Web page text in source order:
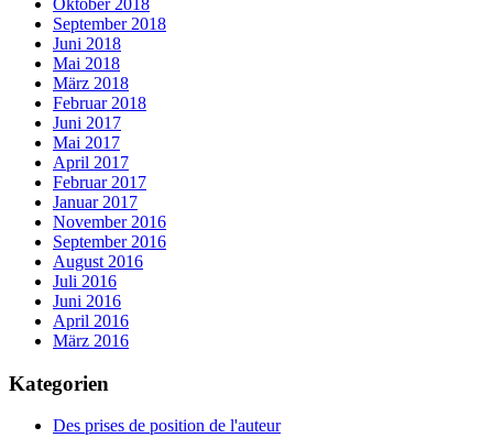
September 2018
Juni 2018
Mai 2018
März 2018
Februar 2018
Juni 2017
Mai 2017
April 2017
Februar 2017
Januar 2017
November 2016
September 2016
August 2016
Juli 2016
Juni 2016
April 2016
März 2016
Kategorien
Des prises de position de l'auteur